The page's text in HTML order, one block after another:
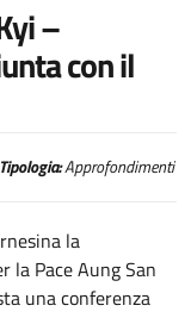
–
con il
Tipologia:Approfondimenti
la
la Pace Aung San
una conferenza